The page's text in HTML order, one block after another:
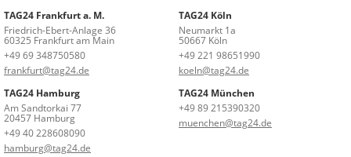
TAG24 Frankfurt a. M.
Friedrich-Ebert-Anlage 36
60325 Frankfurt am Main
+49 69 348750580
frankfurt@tag24.de
TAG24 Köln
Neumarkt 1a
50667 Köln
+49 221 98651990
koeln@tag24.de
TAG24 Hamburg
Am Sandtorkai 77
20457 Hamburg
+49 40 228608090
hamburg@tag24.de
TAG24 München
+49 89 215390320
muenchen@tag24.de